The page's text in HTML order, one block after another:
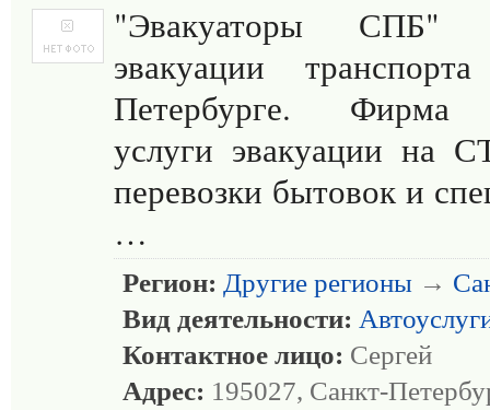
"Эвакуаторы
эвакуации
Петербурге. Фирма
услуги эвакуации на
перевозки бытовок и
…
Регион: Другие регионы →
Вид деятельности:
Контактное лицо: Сергей
Адрес: 195027, Санкт-